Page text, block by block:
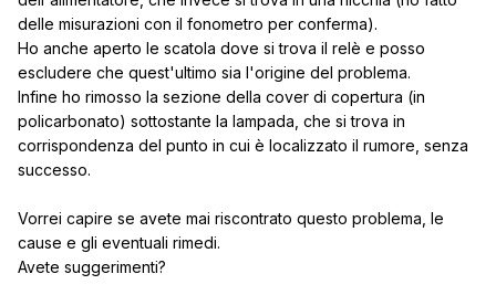
delle misurazioni con il fonometro per conferma).
Ho anche aperto le scatola dove si trova il relè e posso
escludere che quest'ultimo sia l'origine del problema.
Infine ho rimosso la sezione della cover di copertura (in
policarbonato) sottostante la lampada, che si trova in
corrispondenza del punto in cui è localizzato il rumore, senza
successo.
Vorrei capire se avete mai riscontrato questo problema, le
cause e gli eventuali rimedi.
Avete suggerimenti?